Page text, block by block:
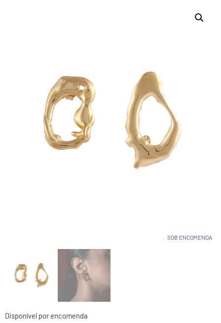
SOB ENCOMENDA
Disponível por encomenda